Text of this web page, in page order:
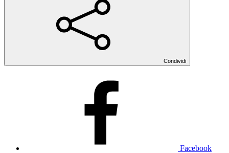
Condividi
Facebook